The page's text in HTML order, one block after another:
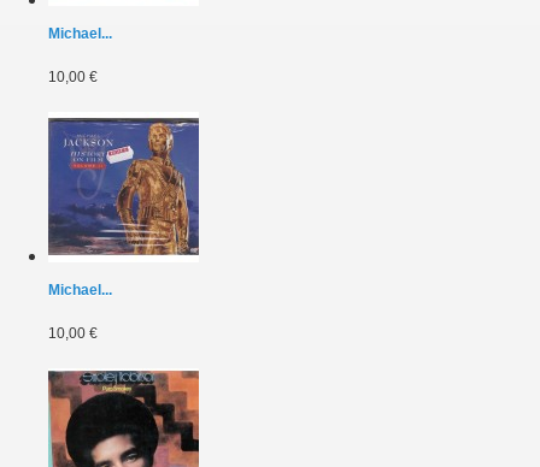
Michael...
10,00 €
Michael...
10,00 €